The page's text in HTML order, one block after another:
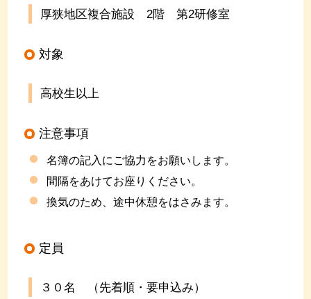
厚狭地区複合施設 2階 第2研修室
対象
高校生以上
注意事項
名簿の記入にご協力をお願いします。
間隔をあけてお座りください。
換気のため、途中休憩をはさみます。
定員
３０名 （先着順・要申込み）